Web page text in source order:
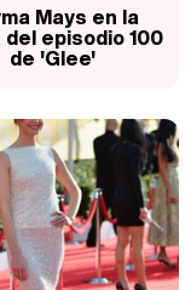
Manu Baqueiro: "Tuve como referente a Bruce Willis en 'Luz de Luna' para mi trabajo en la serie 'Perdiendo el juicio'"
Mays en la
episodio 100
de 'Glee'